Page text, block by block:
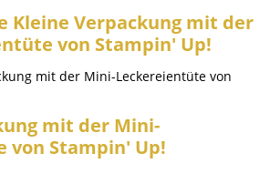
Kleine Verpackung mit der
von Stampin' Up!
mit der Mini-Leckereientüte von
mit der Mini-
von Stampin' Up!